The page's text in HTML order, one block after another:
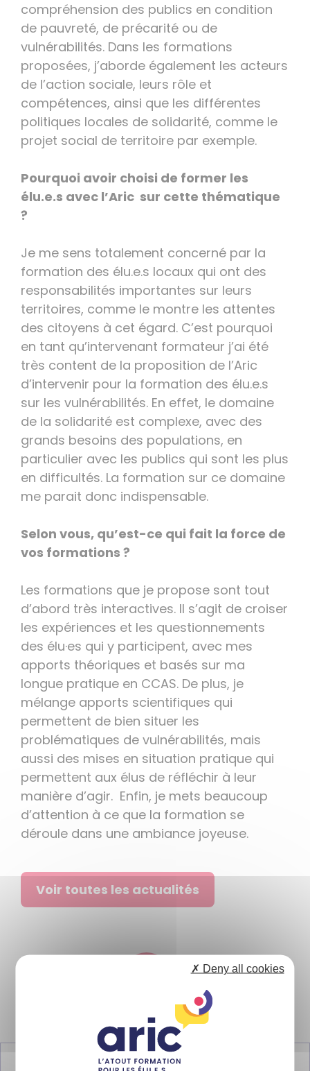
compréhension des publics en condition
de pauvreté, de précarité ou de
vulnérabilités. Dans les formations
proposées, j’aborde également les acteurs
de l’action sociale, leurs rôle et
compétences, ainsi que les différentes
politiques locales de solidarité, comme le
projet social de territoire par exemple.
Pourquoi avoir choisi de former les
élu.e.s avec l’Aric sur cette thématique
?
Je me sens totalement concerné par la
formation des élu.e.s locaux qui ont des
responsabilités importantes sur leurs
territoires, comme le montre les attentes
des citoyens à cet égard. C’est pourquoi
en tant qu’intervenant formateur j’ai été
très content de la proposition de l’Aric
d’intervenir pour la formation des élu.e.s
sur les vulnérabilités. En effet, le domaine
de la solidarité est complexe, avec des
grands besoins des populations, en
particulier avec les publics qui sont les plus
en difficultés. La formation sur ce domaine
me parait donc indispensable.
Selon vous, qu’est-ce qui fait la force de
vos formations ?
Les formations que je propose sont tout
d’abord très interactives. Il s’agit de croiser
les expériences et les questionnements
des élu·es qui y participent, avec mes
apports théoriques et basés sur ma
longue pratique en CCAS. De plus, je
mélange apports scientifiques qui
permettent de bien situer les
problématiques de vulnérabilités, mais
aussi des mises en situation pratique qui
permettent aux élus de réfléchir à leur
manière d’agir. Enfin, je mets beaucoup
d’attention à ce que la formation se
déroule dans une ambiance joyeuse.
Voir toutes les actualités
✗ Deny all cookies